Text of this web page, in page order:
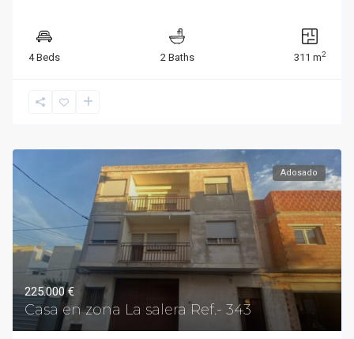
4 Beds 2 Baths 311 m2
Adosado
225.000 €
Casa en zona La salera Ref.- 343